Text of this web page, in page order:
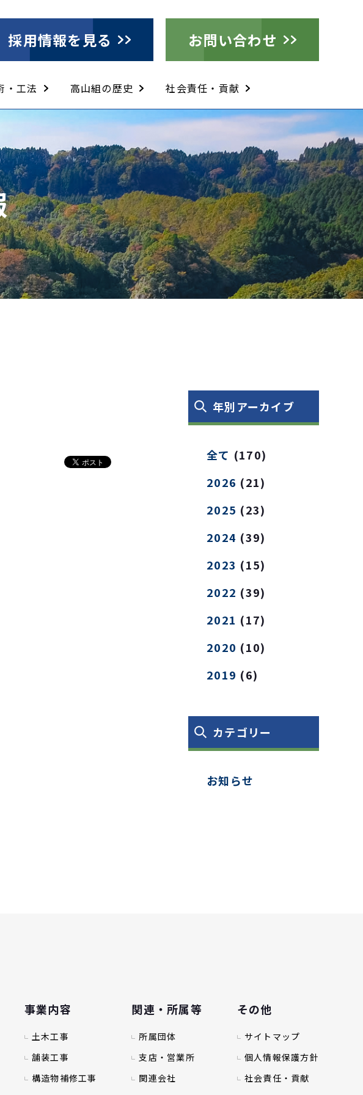
採用情報を見る お問い合わせ
・工法
ータージェット工法
工法
（ピーアールイー）緑化工法の紹介
フティークライマー（SCM）工法
高山組の歴史 社会責任・貢献
年別アーカイブ
全て (170)
2026 (21)
2025 (23)
2024 (39)
2023 (15)
2022 (39)
2021 (17)
2020 (10)
2019 (6)
カテゴリー
お知らせ
事業内容
土木工事
舗装工事
構造物補修工事
関連・所属等
所属団体
支店・営業所
関連会社
その他
サイトマップ
個人情報保護方針
社会責任・貢献